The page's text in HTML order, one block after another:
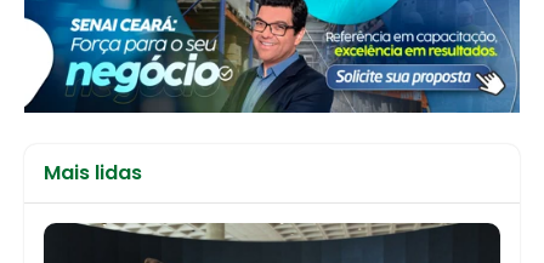
Mais lidas